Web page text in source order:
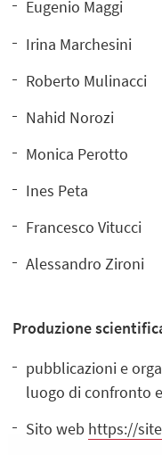
Eugenio Maggi
Irina Marchesini
Roberto Mulinacci
Nahid Norozi
Monica Perotto
Ines Peta
Francesco Vitucci
Alessandro Zironi
Produzione
pubblicazioni e
luogo di confronto
Sito web https://